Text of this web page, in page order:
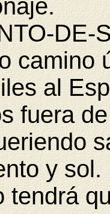
DE-
camino
al
fuera
y
tendrá